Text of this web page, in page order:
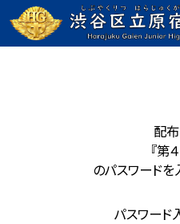
配
『第
のパスワードを
パスワード